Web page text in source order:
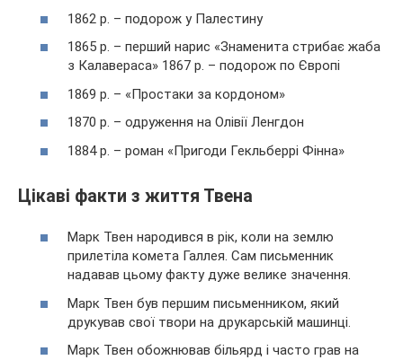
1862 р. – подорож у Палестину
1865 р. – перший нарис «Знаменита стрибає жаба
з Калавераса» 1867 р. – подорож по Європі
1869 р. – «Простаки за кордоном»
1870 р. – одруження на Олівії Ленгдон
1884 р. – роман «Пригоди Гекльберрі Фінна»
Цікаві факти з життя Твена
Марк Твен народився в рік, коли на землю
прилетіла комета Галлея. Сам письменник
надавав цьому факту дуже велике значення.
Марк Твен був першим письменником, який
друкував свої твори на друкарській машинці.
Марк Твен обожнював більярд і часто грав на